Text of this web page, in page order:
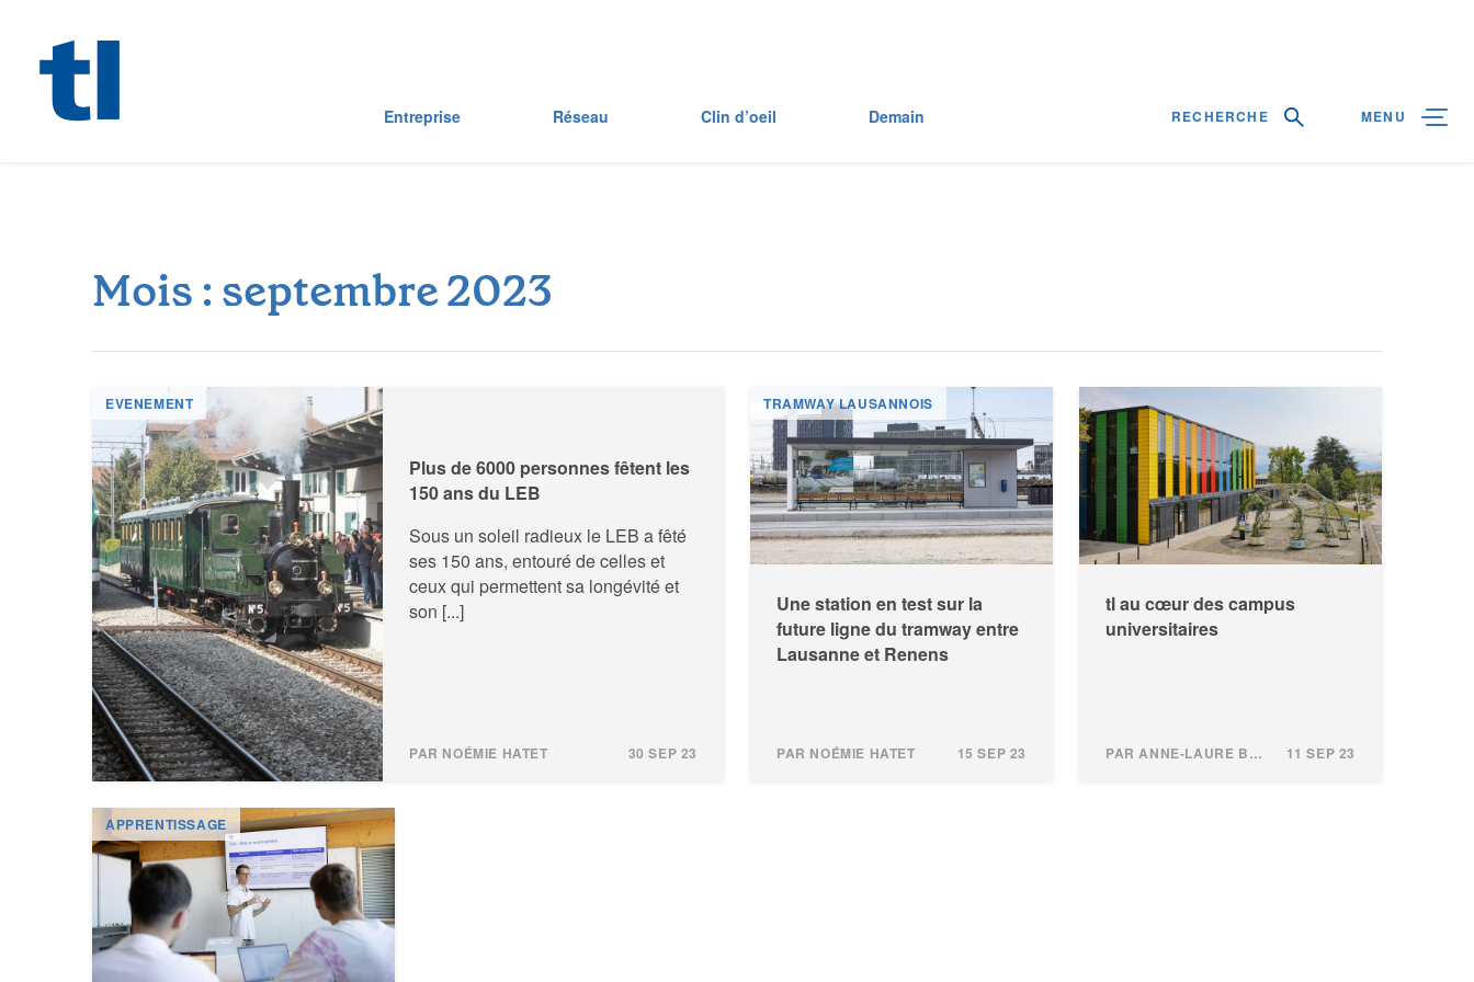
Entreprise Réseau Clin d’oeil Demain RECHERCHE MENU
Mois :septembre2023
EVENEMENT
Plus de 6000 personnes fêtent les
150 ans du LEB
Sous un soleil radieux le LEB a fêté
ses 150 ans, entouré de celles et
ceux qui permettent sa longévité et
son [...]
PAR NOÉMIE HATET 30 SEP 23
TRAMWAY LAUSANNOIS
Une station en test sur la
future ligne du tramway entre
Lausanne et Renens
PAR NOÉMIE HATET 15 SEP 23
tl au cœur des campus
universitaires
PAR ANNE-LAURE BURDET 11 SEP 23
APPRENTISSAGE